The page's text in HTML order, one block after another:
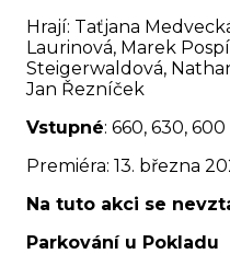
Hrají: Taťjana
Laurinová, Marek
Steigerwaldová,
Jan Řezníček
Vstupné: 660, 630, 600
Premiéra: 13. března
Na tuto akci se
Parkování u Pokladu